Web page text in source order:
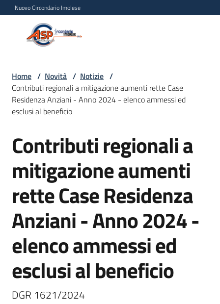
Vai al contenuto
Vai alla navigazione
Vai al footer
Nuovo Circondario Imolese
Persona
Circondario
Imolese
Chi
siamo
Novità
Menu selezionato
Documenti
dati
Home / Novità / Notizie /
Contributi regionali a mitigazione aumenti rette Case
Residenza Anziani - Anno 2024 - elenco ammessi ed
esclusi al beneficio
Salta al contenuto
Contributi regionali a
mitigazione aumenti
rette Case Residenza
Anziani - Anno 2024 -
elenco ammessi ed
esclusi al beneficio
DGR 1621/2024